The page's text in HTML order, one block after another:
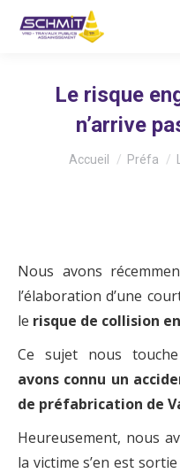
Le risque
n’arrive
Vous êtes ici :
Accueil Préfa
Nous avons
l’élaboration d’une
le risque de collision
Ce sujet nous
avons connu un
de préfabrication de
Heureusement, nous
la victime s’en est sortie